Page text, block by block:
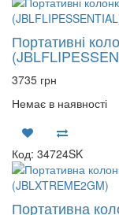
Портативні
3735 грн
Немає в наявності
Код: 34724SK
Портативна